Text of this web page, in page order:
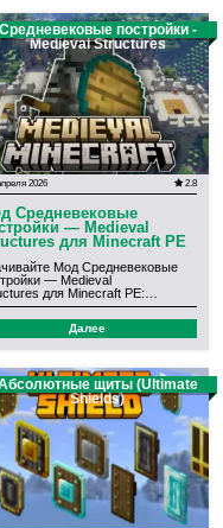
Средневековые постройки -
Medieval Structures
2026 2.8
Средневековые
— Medieval
для Minecraft PE
Мод Средневековые
— Medieval
для Minecraft PE:…
Далее
щиты (Ultimate
Shields)